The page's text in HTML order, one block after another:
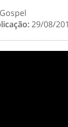
29/08/